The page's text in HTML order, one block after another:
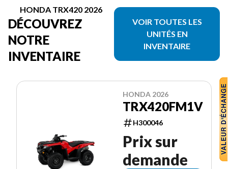
HONDA TRX420 2026
DÉCOUVREZ
NOTRE
INVENTAIRE
VOIR TOUTES LES
UNITÉS EN
INVENTAIRE
HONDA 2026
TRX420FM1V
H300046
Prix sur
demande